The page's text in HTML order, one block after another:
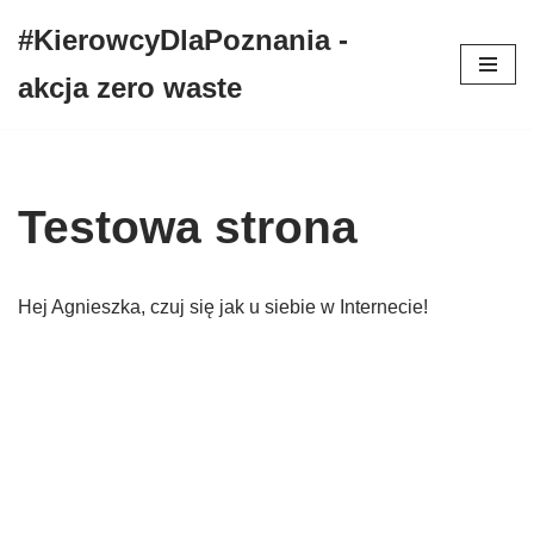
do
#KierowcyDlaPoznania -
akcja zero waste
Testowa strona
Hej Agnieszka, czuj się jak u siebie w Internecie!